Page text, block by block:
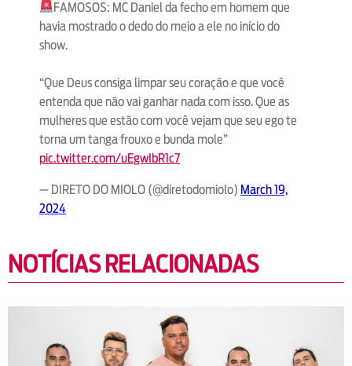
FAMOSOS: MC Daniel da fecho em homem que
havia mostrado o dedo do meio a ele no início do
show.
“Que Deus consiga limpar seu coração e que você
entenda que não vai ganhar nada com isso. Que as
mulheres que estão com você vejam que seu ego te
torna um tanga frouxo e bunda mole”
pic.twitter.com/uEgwIbR1c7
— DIRETO DO MIOLO (@diretodomiolo) March 19,
2024
NOTÍCIAS RELACIONADAS